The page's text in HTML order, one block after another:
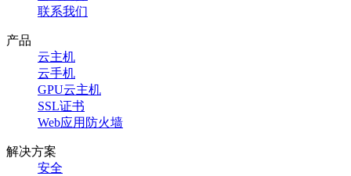
联系我们
产品
云主机
云手机
GPU云主机
SSL证书
Web应用防火墙
解决方案
安全